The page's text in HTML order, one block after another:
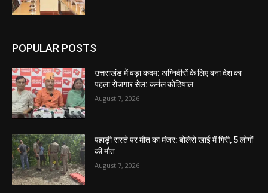
POPULAR POSTS
उत्तराखंड में बड़ा कदम: अग्निवीरों के लिए बना देश का
पहला रोजगार सेल: कर्नल कोठियाल
August 7, 2026
पहाड़ी रास्ते पर मौत का मंजर: बोलेरो खाई में गिरी, 5 लोगों
की मौत
August 7, 2026